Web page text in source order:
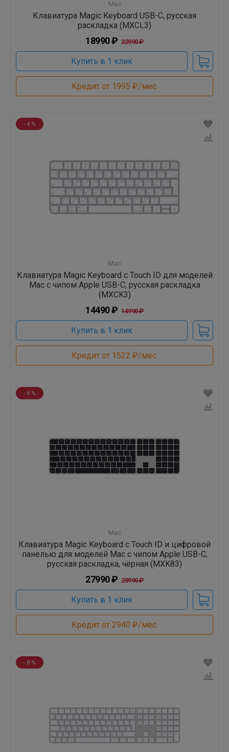
Mac
Клавиатура Magic Keyboard USB-C, русская
раскладка (MXCL3)
18990 ₽ 22990 ₽
Купить в 1 клик
Кредит от 1995 ₽/мес.
- 4 %
Mac
Клавиатура Magic Keyboard с Touch ID для моделей
Mac с чипом Apple USB-C, русская раскладка
(MXCK3)
14490 ₽ 14990 ₽
Купить в 1 клик
Кредит от 1522 ₽/мес.
- 4 %
Mac
Клавиатура Magic Keyboard с Touch ID и цифровой
панелью для моделей Mac с чипом Apple USB-C,
русская раскладка, чёрная (MXK83)
27990 ₽ 28990 ₽
Купить в 1 клик
Кредит от 2940 ₽/мес.
- 8 %